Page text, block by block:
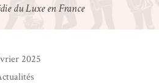
du Luxe en France
2025